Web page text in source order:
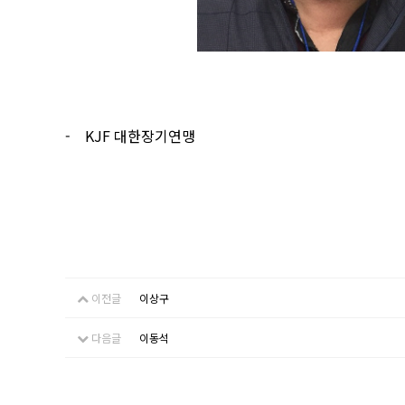
- KJF 대한장기연맹
이전글 이상구
다음글 이동석